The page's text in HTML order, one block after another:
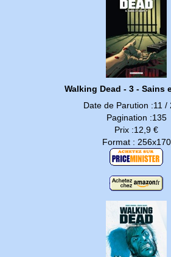
Walking Dead - 3 - Sains
Date de Parution :11 /
Pagination :135
Prix :12,9 €
Format : 256x170